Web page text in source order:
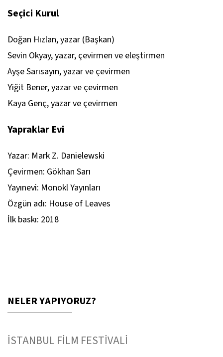
Seçici Kurul
Doğan Hızlan, yazar (Başkan)
Sevin Okyay, yazar, çevirmen ve eleştirmen
Ayşe Sarısayın, yazar ve çevirmen
Yiğit Bener, yazar ve çevirmen
Kaya Genç, yazar ve çevirmen
Yapraklar Evi
Yazar: Mark Z. Danielewski
Çevirmen: Gökhan Sarı
Yayınevi: Monokl Yayınları
Özgün adı: House of Leaves
İlk baskı: 2018
NELER YAPIYORUZ?
İSTANBUL FİLM FESTİVALİ